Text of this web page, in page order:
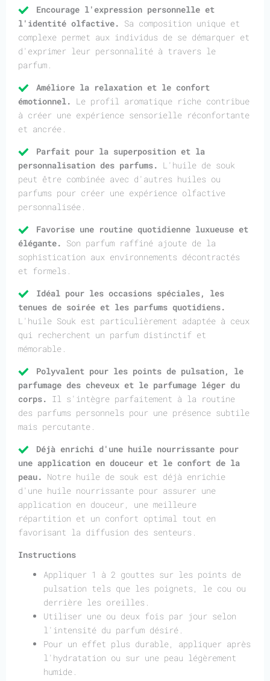
Encourage l'expression personnelle et
l'identité olfactive. Sa composition unique et
complexe permet aux individus de se démarquer et
d'exprimer leur personnalité à travers le
parfum.
Améliore la relaxation et le confort
émotionnel. Le profil aromatique riche contribue
à créer une expérience sensorielle réconfortante
et ancrée.
Parfait pour la superposition et la
personnalisation des parfums. L'huile de souk
peut être combinée avec d'autres huiles ou
parfums pour créer une expérience olfactive
personnalisée.
Favorise une routine quotidienne luxueuse et
élégante. Son parfum raffiné ajoute de la
sophistication aux environnements décontractés
et formels.
Idéal pour les occasions spéciales, les
tenues de soirée et les parfums quotidiens.
L'huile Souk est particulièrement adaptée à ceux
qui recherchent un parfum distinctif et
mémorable.
Polyvalent pour les points de pulsation, le
parfumage des cheveux et le parfumage léger du
corps. Il s'intègre parfaitement à la routine
des parfums personnels pour une présence subtile
mais percutante.
Déjà enrichi d'une huile nourrissante pour
une application en douceur et le confort de la
peau. Notre huile de souk est déjà enrichie
d'une huile nourrissante pour assurer une
application en douceur, une meilleure
répartition et un confort optimal tout en
favorisant la diffusion des senteurs.
Instructions
Appliquer 1 à 2 gouttes sur les points de
pulsation tels que les poignets, le cou ou
derrière les oreilles.
Utiliser une ou deux fois par jour selon
l'intensité du parfum désiré.
Pour un effet plus durable, appliquer après
l'hydratation ou sur une peau légèrement
humide.